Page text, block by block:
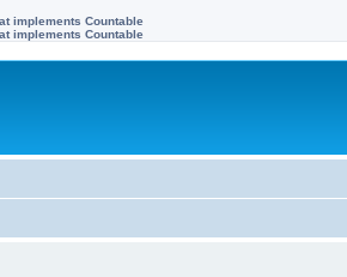
implements Countable
implements Countable